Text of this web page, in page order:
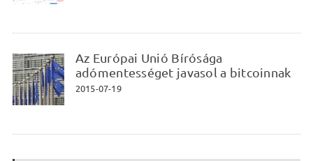
Az Európai Unió Bírósága
adómentességet javasol a bitcoinnak
2015-07-19